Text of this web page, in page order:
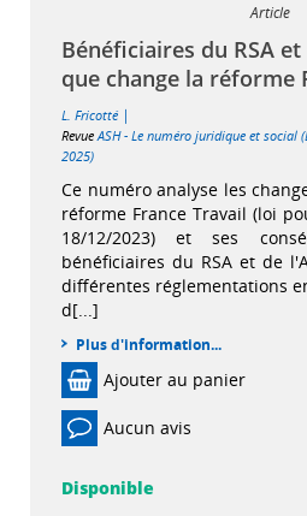
Article
Bénéficiaires du RSA et
que change la réforme
L. Fricotté |
Revue ASH - Le numéro juridique et social
2025)
Ce numéro analyse les
réforme France Travail (loi
18/12/2023) et ses
bénéficiaires du RSA et de
différentes réglementations
d[...]
Plus d'information...
Ajouter au panier
Aucun avis
Disponible